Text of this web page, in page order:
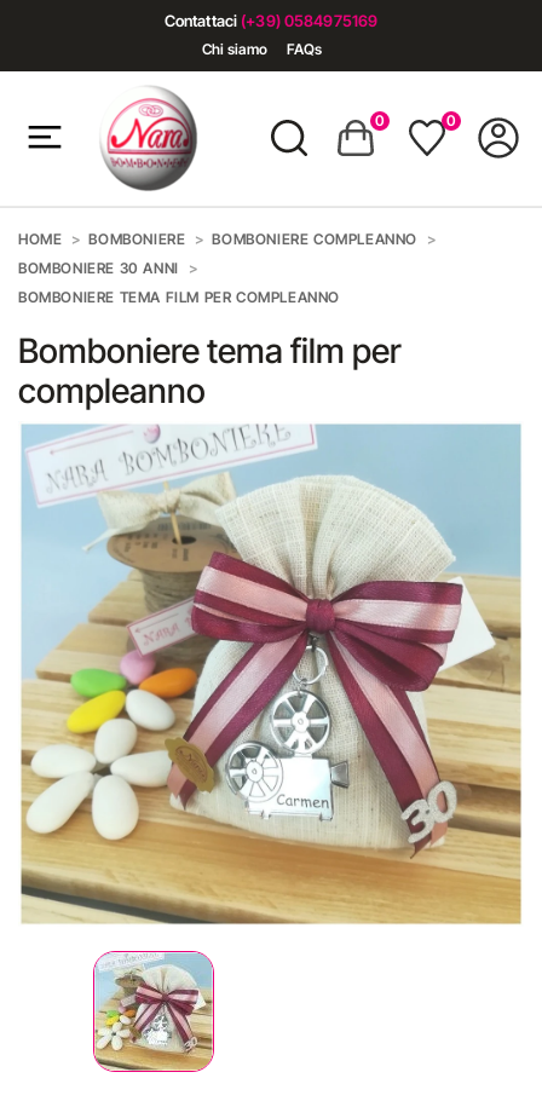
Contattaci (+39) 0584975169
Chi siamo FAQs
0 0
HOME BOMBONIERE
BOMBONIERE COMPLEANNO
BOMBONIERE 30 ANNI
BOMBONIERE TEMA FILM PER COMPLEANNO
Bomboniere tema film per
compleanno